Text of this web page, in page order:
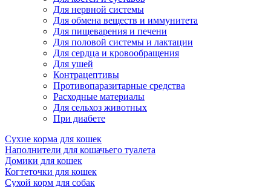
Для нервной системы
Для обмена веществ и иммунитета
Для пищеварения и печени
Для половой системы и лактации
Для сердца и кровообращения
Для ушей
Контрацептивы
Противопаразитарные средства
Расходные материалы
Для сельхоз животных
При диабете
Сухие корма для кошек
Наполнители для кошачьего туалета
Домики для кошек
Когтеточки для кошек
Сухой корм для собак